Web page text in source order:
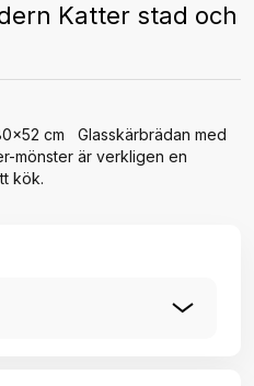
Katter stad och
cm Glasskärbrädan med
mönster är verkligen en
kök.